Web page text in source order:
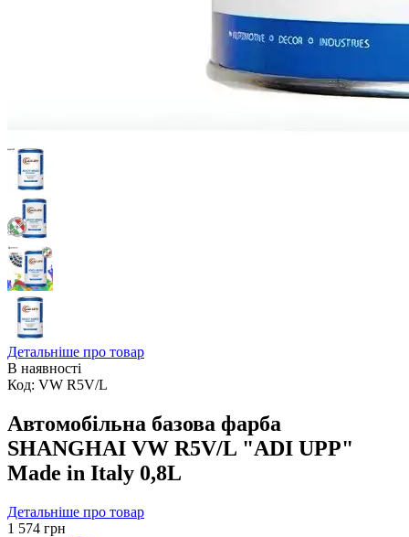
Детальніше про товар
В наявності
Код: VW R5V/L
Автомобільна базова фарба
SHANGHAI VW R5V/L "ADI UPP"
Made in Italy 0,8L
Детальніше про товар
1 574 грн